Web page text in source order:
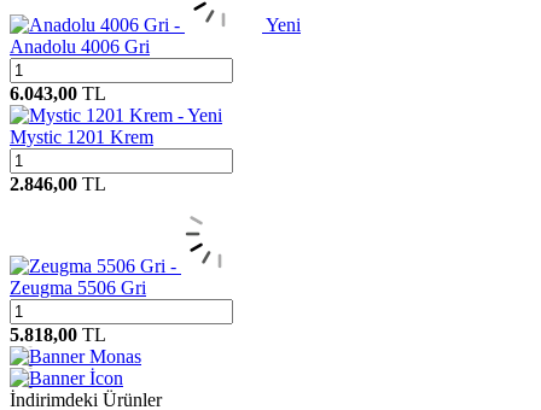
Yeni
Anadolu 4006 Gri
6.043,00 TL
Yeni
Mystic 1201 Krem
2.846,00 TL
Zeugma 5506 Gri
5.818,00 TL
Monas
İcon
İndirimdeki Ürünler